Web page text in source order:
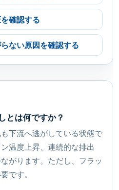
確認する
ない原因を確認する
とは何ですか？
下流へ逃がしている状態で
温度上昇、連続的な排出
がります。ただし、フラッ
です。